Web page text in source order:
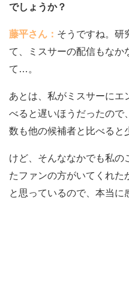
でしょうか？
藤平さん： そうですね。研
て、ミスサーの配信もなか
て…。
あとは、私がミスサーにエ
べると遅いほうだったので
数も他の候補者と比べると
けど、そんななかでも私の
たファンの方がいてくれた
と思っているので、本当に